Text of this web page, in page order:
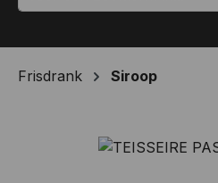
Frisdrank Siroop
Afbeeldingengalerij overslaan